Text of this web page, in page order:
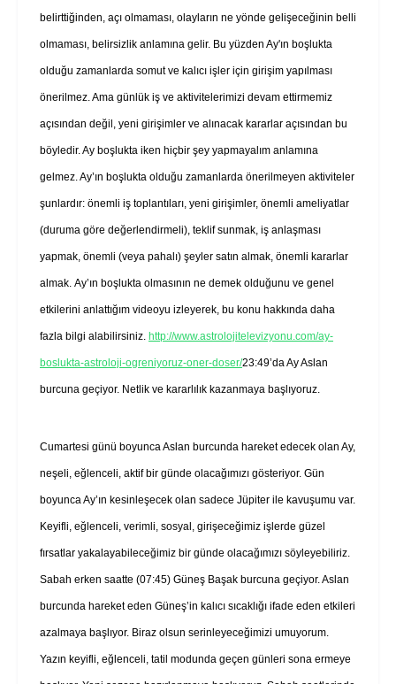
belirttiğinden, açı olmaması, olayların ne yönde gelişeceğinin belli
olmaması, belirsizlik anlamına gelir. Bu yüzden Ay'ın boşlukta
olduğu zamanlarda somut ve kalıcı işler için girişim yapılması
önerilmez. Ama günlük iş ve aktivitelerimizi devam ettirmemiz
açısından değil, yeni girişimler ve alınacak kararlar açısından bu
böyledir. Ay boşlukta iken hiçbir şey yapmayalım anlamına
gelmez. Ay’ın boşlukta olduğu zamanlarda önerilmeyen aktiviteler
şunlardır: önemli iş toplantıları, yeni girişimler, önemli ameliyatlar
(duruma göre değerlendirmeli), teklif sunmak, iş anlaşması
yapmak, önemli (veya pahalı) şeyler satın almak, önemli kararlar
almak. Ay’ın boşlukta olmasının ne demek olduğunu ve genel
etkilerini anlattığım videoyu izleyerek, bu konu hakkında daha
fazla bilgi alabilirsiniz. http://www.astrolojitelevizyonu.com/ay-
boslukta-astroloji-ogreniyoruz-oner-doser/23:49’da Ay Aslan
burcuna geçiyor. Netlik ve kararlılık kazanmaya başlıyoruz.
Cumartesi günü boyunca Aslan burcunda hareket edecek olan Ay,
neşeli, eğlenceli, aktif bir günde olacağımızı gösteriyor. Gün
boyunca Ay’ın kesinleşecek olan sadece Jüpiter ile kavuşumu var.
Keyifli, eğlenceli, verimli, sosyal, girişeceğimiz işlerde güzel
fırsatlar yakalayabileceğimiz bir günde olacağımızı söyleyebiliriz.
Sabah erken saatte (07:45) Güneş Başak burcuna geçiyor. Aslan
burcunda hareket eden Güneş’in kalıcı sıcaklığı ifade eden etkileri
azalmaya başlıyor. Biraz olsun serinleyeceğimizi umuyorum.
Yazın keyifli, eğlenceli, tatil modunda geçen günleri sona ermeye